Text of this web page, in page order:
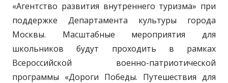
«Агентство развития внутреннего туризма» при
поддержке Департамента культуры города
Москвы. Масштабные мероприятия для
школьников будут проходить в рамках
Всероссийской военно-патриотической
программы «Дороги Победы. Путешествия для